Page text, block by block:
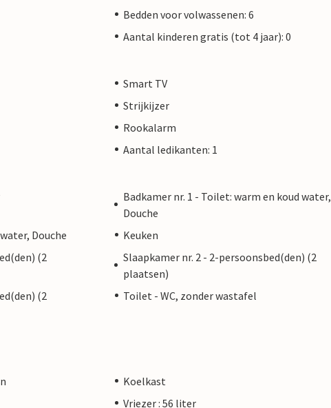
Bedden voor volwassenen: 6
Aantal kinderen gratis (tot 4 jaar): 0
Smart TV
Strijkijzer
Rookalarm
Aantal ledikanten: 1
Badkamer nr. 1 - Toilet: warm en koud water,
Douche
Douche
Keuken
(2
Slaapkamer nr. 2 - 2-persoonsbed(den) (2
plaatsen)
(2
Toilet - WC, zonder wastafel
Koelkast
Vriezer : 56 liter